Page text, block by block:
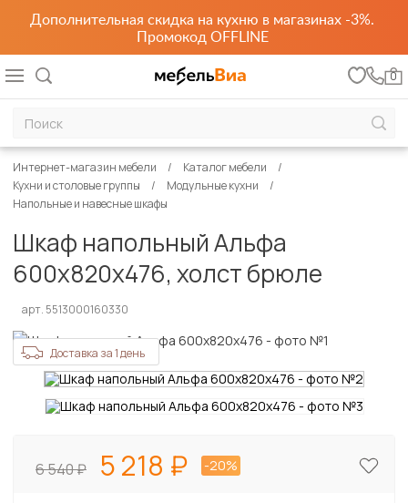
Дополнительная скидка на кухню в магазинах -3%.
Промокод OFFLINE
0
Интернет-магазин мебели
Каталог мебели
Кухни и столовые группы
Модульные кухни
Напольные и навесные шкафы
Шкаф напольный Альфа
600х820х476, холст брюле
арт. 5513000160330
Доставка за 1 день
6 540 5 218 -20%